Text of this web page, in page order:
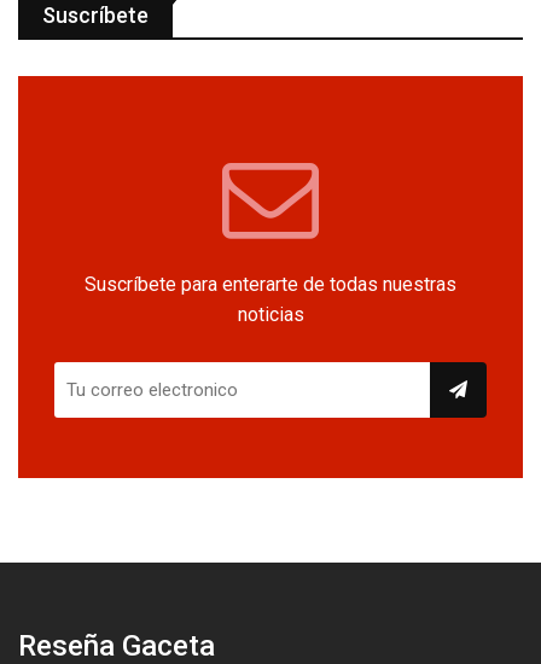
Suscríbete
Suscríbete para enterarte de todas nuestras
noticias
Reseña Gaceta